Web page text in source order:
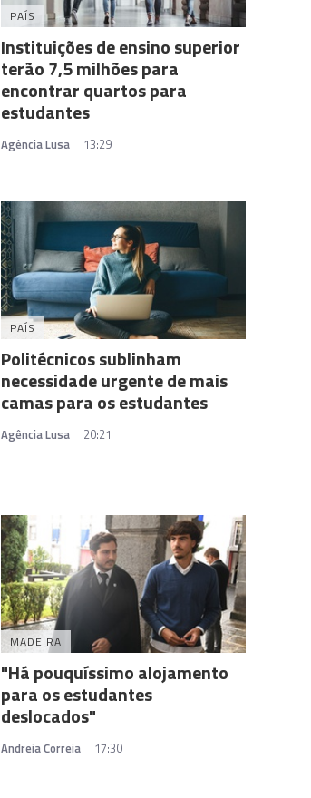
PAÍS
Instituições de ensino superior
terão 7,5 milhões para
encontrar quartos para
estudantes
Agência Lusa 13:29
PAÍS
Politécnicos sublinham
necessidade urgente de mais
camas para os estudantes
Agência Lusa 20:21
MADEIRA
"Há pouquíssimo alojamento
para os estudantes
deslocados"
Andreia Correia 17:30